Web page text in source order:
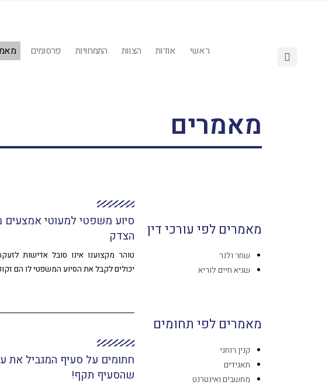
ראשי אודות הצוות התמחויות פרסומים
מאמרים
מאמרים לפי עורכי דין
שחר ולנר
שגיא חיים לוריא
מאמרים לפי תחומים
קנין רוחני
תאגידים
מחשבים ואינטרנט
סיוע משפטי למעוטי אמצעים
הצדק
טוהר מקצוענו אינו סובל אדישות
יכולים לקבל את הסיוע המשפטי לו הם
חתומים על סעיף המגביל את
שהסעיף תקף!